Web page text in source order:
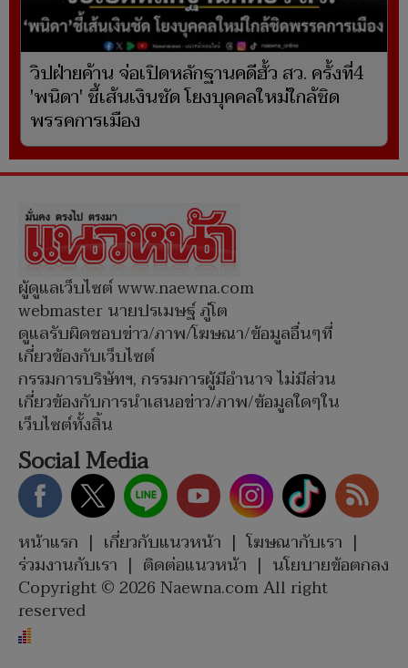
วิปฝ่ายค้าน จ่อเปิดหลักฐานคดีฮั้ว สว. ครั้งที่4
'พนิดา' ชี้เส้นเงินชัด โยงบุคคลใหม่ใกล้ชิด
พรรคการเมือง
ผู้ดูแลเว็บไซต์ www.naewna.com
webmaster นายปรเมษฐ์ ภู่โต
ดูแลรับผิดชอบข่าว/ภาพ/โฆษณา/ข้อมูลอื่นๆที่
เกี่ยวข้องกับเว็บไซต์
กรรมการบริษัทฯ, กรรมการผู้มีอำนาจ ไม่มีส่วน
เกี่ยวข้องกับการนำเสนอข่าว/ภาพ/ข้อมูลใดๆใน
เว็บไซต์ทั้งสิ้น
Social Media
หน้าแรก | เกี่ยวกับแนวหน้า | โฆษณากับเรา |
ร่วมงานกับเรา | ติดต่อแนวหน้า | นโยบายข้อตกลง
Copyright © 2026 Naewna.com All right
reserved